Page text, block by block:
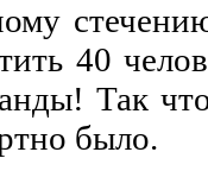
40
Так
было.